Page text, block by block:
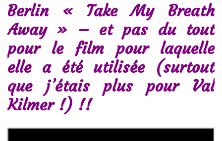
Berlin « Take My Breath
Away » – et pas du tout
pour le film pour laquelle
elle a été utilisée (surtout
que j’étais plus pour Val
Kilmer !) !!